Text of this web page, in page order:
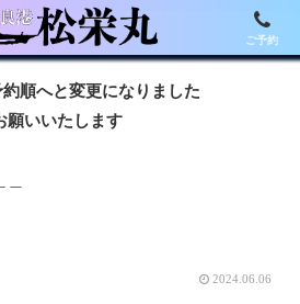
順へと変更になりました
願いいたします
2024.06.06
ご予約